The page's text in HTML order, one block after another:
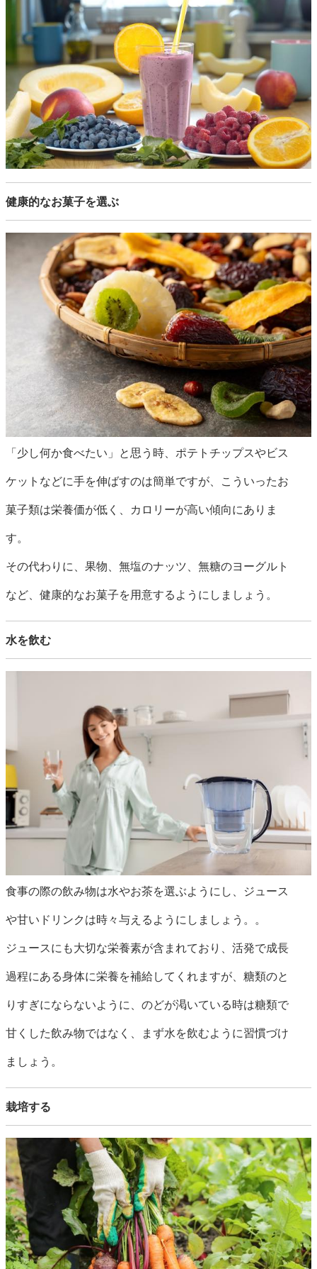
健康的なお菓子を選ぶ
「少し何か食べたい」と思う時、ポテトチップスやビス
ケットなどに手を伸ばすのは簡単ですが、こういったお
菓子類は栄養価が低く、カロリーが高い傾向にありま
す。
その代わりに、果物、無塩のナッツ、無糖のヨーグルト
など、健康的なお菓子を用意するようにしましょう。
水を飲む
食事の際の飲み物は水やお茶を選ぶようにし、ジュース
や甘いドリンクは時々与えるようにしましょう。。
ジュースにも大切な栄養素が含まれており、活発で成長
過程にある身体に栄養を補給してくれますが、糖類のと
りすぎにならないように、のどが渇いている時は糖類で
甘くした飲み物ではなく、まず水を飲むように習慣づけ
ましょう。
栽培する